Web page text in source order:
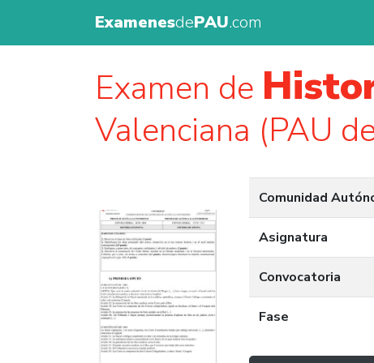
ExamenesdePAU.com
Examen de
Valenciana (PAU
Comunidad
Asignatura
Convocatoria
Fase